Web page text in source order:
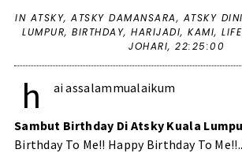
IN ATSKY, ATSKY DAMANSARA, ATSKY
LUMPUR,BIRTHDAY,HARIJADI,KAMI,
JOHARI, 22:25:00
h ai assalammualaikum
Sambut Birthday Di Atsky Kuala
Birthday To Me!! Happy Birthday To